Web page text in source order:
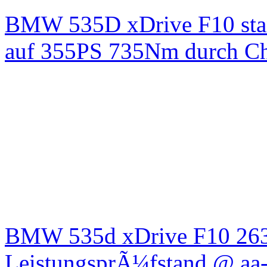
BMW 535D xDrive F10
auf 355PS 735Nm durch
BMW 535d xDrive F10